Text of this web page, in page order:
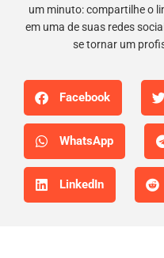
um minuto: compartilhe o
em uma de suas redes
se tornar um
Facebook
WhatsApp
LinkedIn